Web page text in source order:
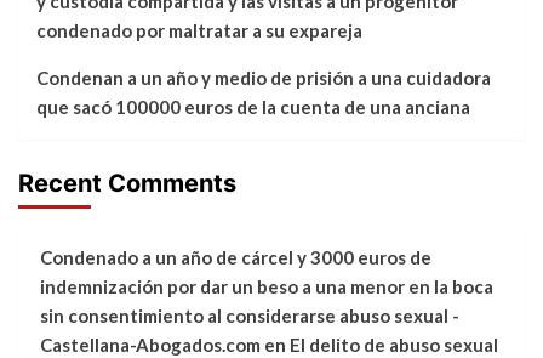
condenado por maltratar a su expareja
Condenan a un año y medio de prisión a una cuidadora
que sacó 100000 euros de la cuenta de una anciana
Recent Comments
Condenado a un año de cárcel y 3000 euros de
indemnización por dar un beso a una menor en la boca
sin consentimiento al considerarse abuso sexual -
Castellana-Abogados.com en El delito de abuso sexual